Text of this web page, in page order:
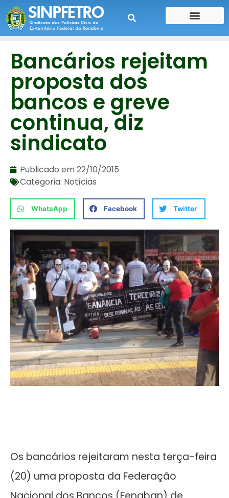
Bancários rejeitam
proposta dos
bancos e greve
continua, diz
sindicato
Publicado em22/10/2015
Categoria: Notícias
WhatsApp Facebook Twitter
Os bancários rejeitaram nesta terça-feira
(20) uma proposta da Federação